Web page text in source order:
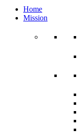
Home
Mission